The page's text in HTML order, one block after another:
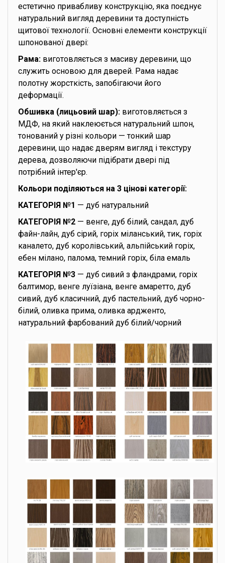
естетично привабливу конструкцію, яка поєднує
натуральний вигляд деревини та доступність
щитової технології. Основні елементи конструкції
шпонованої двері:
Рама: виготовляється з масиву деревини, що
служить основою для дверей. Рама надає
полотну жорсткість, запобігаючи його
деформації.
Обшивка (лицьовий шар): виготовляється з
МДФ, на який наклеюється натуральний шпон,
тонований у різні кольори — тонкий шар
деревини, що надає дверям вигляд і текстуру
дерева, дозволяючи підібрати двері під
потрібний інтер'єр.
Кольори поділяються на 3 цінові категорії:
КАТЕГОРІЯ №1 — дуб натуральний
КАТЕГОРІЯ №2 — венге, дуб білий, сандал, дуб
файн-лайн, дуб сірий, горіх міланський, тик, горіх
каналето, дуб королівський, альпійський горіх,
ебен мілано, палома, темний горіх, біла емаль
КАТЕГОРІЯ №3 — дуб сивий з фландрами, горіх
балтимор, венге луїзіана, венге амаретто, дуб
сивий, дуб класичний, дуб пастельний, дуб чорно-
білий, оливка прима, оливка ардженто,
натуральний фарбований дуб білий/чорний